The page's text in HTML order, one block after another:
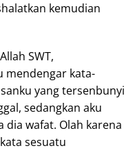
kemudian
SWT,
mendengar kata-
yang tersenbunyi
sedangkan aku
dia wafat. Olah karena
sesuatu